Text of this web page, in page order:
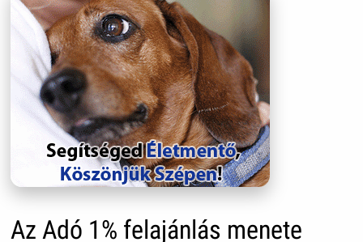
Az Adó 1% felajánlás menete